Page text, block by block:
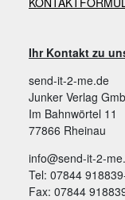
Ihr Kontakt zu
send-it-2-me.de
Junker Verlag
Im Bahnwörtel 11
77866 Rheinau
info@send-it-2-
Tel: 07844
Fax: 07844